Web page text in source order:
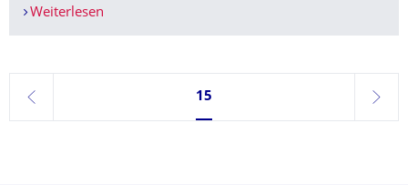
Weiterlesen
zurück
Seite 15, aktuell ausgewählt
15
weiter